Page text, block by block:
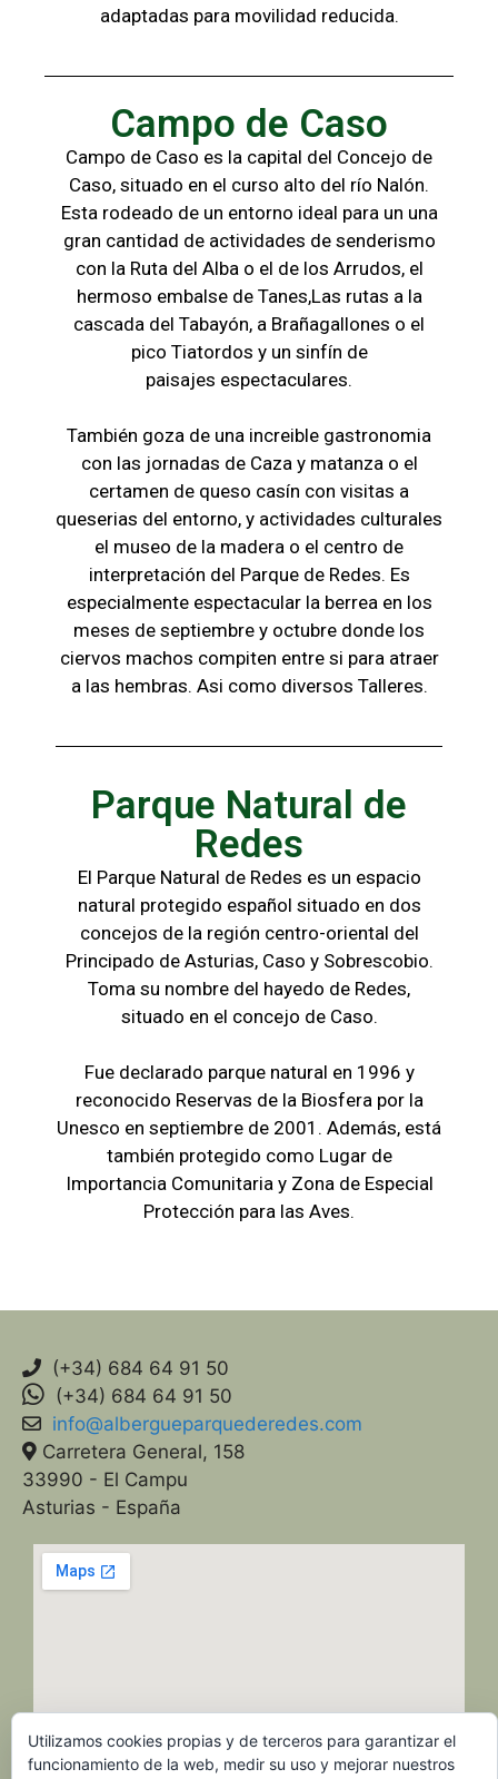
adaptadas para movilidad reducida.
Campo de Caso
Campo de Caso es la capital del Concejo de
Caso, situado en el curso alto del río Nalón.
Esta rodeado de un entorno ideal para un una
gran cantidad de actividades de senderismo
con la Ruta del Alba o el de los Arrudos, el
hermoso embalse de Tanes,Las rutas a la
cascada del Tabayón, a Brañagallones o el
pico Tiatordos y un sinfín de
paisajes espectaculares.
También goza de una increible gastronomia
con las jornadas de Caza y matanza o el
certamen de queso casín con visitas a
queserias del entorno, y actividades culturales
el museo de la madera o el centro de
interpretación del Parque de Redes. Es
especialmente espectacular la berrea en los
meses de septiembre y octubre donde los
ciervos machos compiten entre si para atraer
a las hembras. Asi como diversos Talleres.
Parque Natural de
Redes
El Parque Natural de Redes es un espacio
natural protegido español situado en dos
concejos de la región centro-oriental del
Principado de Asturias, Caso y Sobrescobio.
Toma su nombre del hayedo de Redes,
situado en el concejo de Caso.
Fue declarado parque natural en 1996 y
reconocido Reservas de la Biosfera por la
Unesco en septiembre de 2001. Además, está
también protegido como Lugar de
Importancia Comunitaria y Zona de Especial
Protección para las Aves.
(+34) 684 64 91 50
(+34) 684 64 91 50
info@albergueparquederedes.com
Carretera General, 158
33990 - El Campu
Asturias - España
Utilizamos cookies propias y de terceros para garantizar el
funcionamiento de la web, medir su uso y mejorar nuestros